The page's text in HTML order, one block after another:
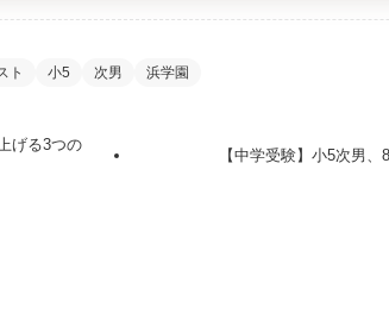
ト 小5 次男 浜学園
げる3つの
【中学受験】小5次男